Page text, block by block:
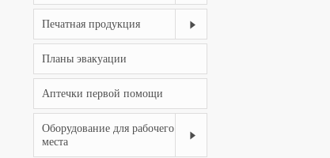
Печатная продукция
Планы эвакуации
Аптечки первой помощи
Оборудование для рабочего
места